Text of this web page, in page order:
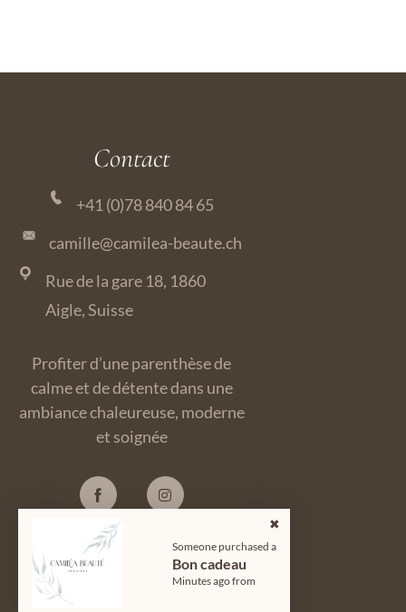
Contact
+41 (0)78 840 84 65
camille@camilea-beaute.ch
Rue de la gare 18, 1860
Aigle, Suisse
Profiter d’une parenthèse de
calme et de détente dans une
ambiance chaleureuse, moderne
et soignée
© 2024Camiléa Beauté| Tous
Someone purchased a
Bon cadeau
Minutes ago from